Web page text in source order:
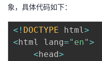
坛
圈
的
我
象，具体代码如下：
< ! DOCTYPE html>
< html lang="en">
< head>